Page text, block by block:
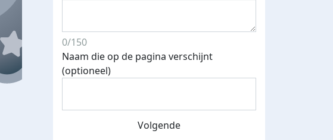
0/150
Naam die op de pagina verschijnt
(optioneel)
Volgende